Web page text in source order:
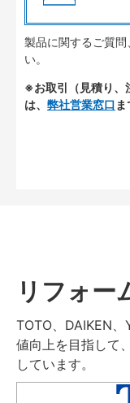
製品に関するご質
い。
※お取引（見積り、
は、 弊社営業窓口
リフォー
TOTO、DAIKEN
値向上を目指して
しています。